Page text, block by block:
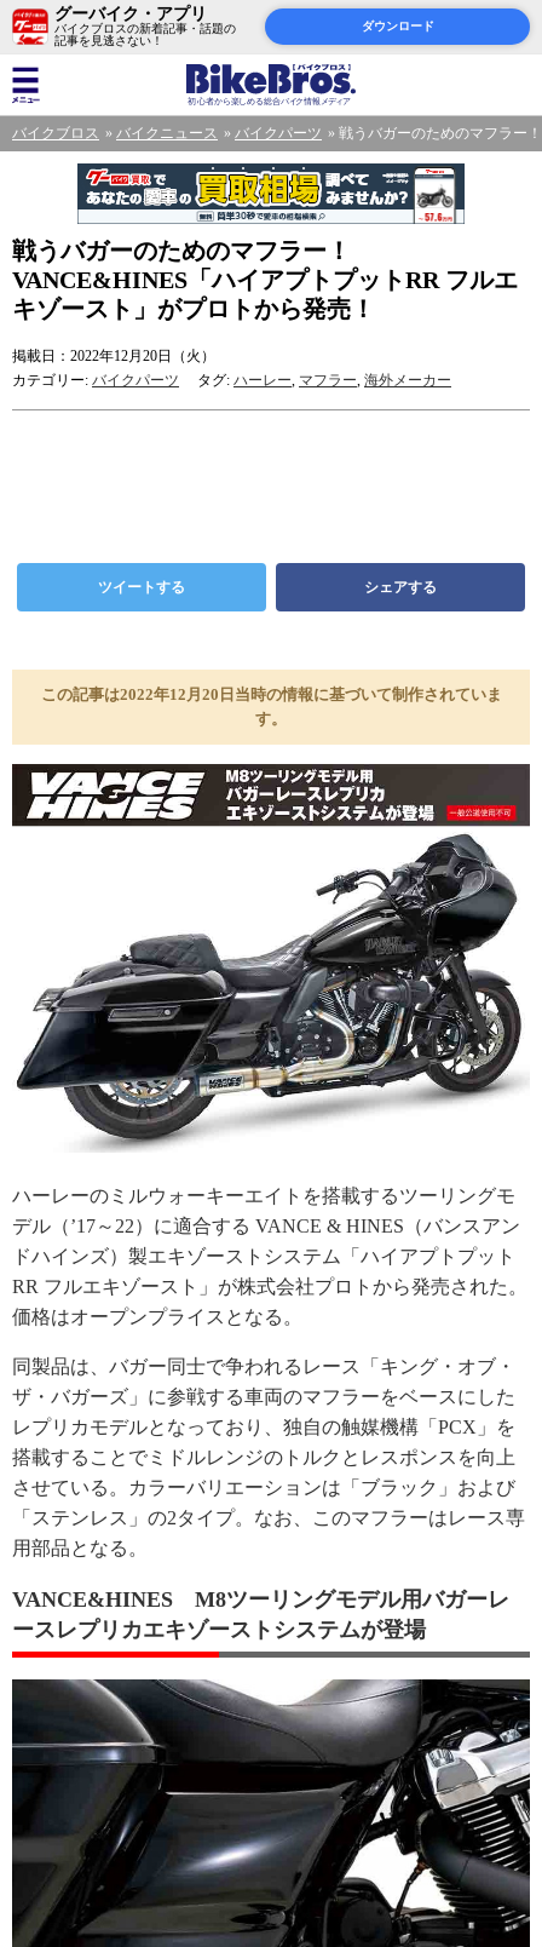
グーバイク・アプリ
バイクブロスの新着記事・話題の
記事を見逃さない！
ダウンロード
バイクブロス バイクニュース バイクパーツ 戦うバガーのためのマフラー
戦うバガーのためのマフラー！
VANCE&HINES「ハイアプトプットRR フルエ
キゾースト」がプロトから発売！
掲載日：2022年12月20日（火）
カテゴリー: バイクパーツ タグ: ハーレー, マフラー, 海外メーカー
ツイートする シェアする
この記事は2022年12月20日当時の情報に基づいて制作されていま
す。
ハーレーのミルウォーキーエイトを搭載するツーリングモ
デル（’17～22）に適合する VANCE & HINES（バンスアン
ドハインズ）製エキゾーストシステム「ハイアプトプット
RR フルエキゾースト」が株式会社プロトから発売された。
価格はオープンプライスとなる。
同製品は、バガー同士で争われるレース「キング・オブ・
ザ・バガーズ」に参戦する車両のマフラーをベースにした
レプリカモデルとなっており、独自の触媒機構「PCX」を
搭載することでミドルレンジのトルクとレスポンスを向上
させている。カラーバリエーションは「ブラック」および
「ステンレス」の2タイプ。なお、このマフラーはレース専
用部品となる。
VANCE&HINES M8ツーリングモデル用バガーレ
ースレプリカエキゾーストシステムが登場